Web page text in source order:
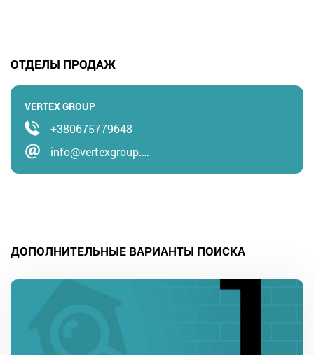
ОТДЕЛЫ ПРОДАЖ
VERTEX GROUP
+380675779648
info@vertexgroup.…
ДОПОЛНИТЕЛЬНЫЕ ВАРИАНТЫ ПОИСКА